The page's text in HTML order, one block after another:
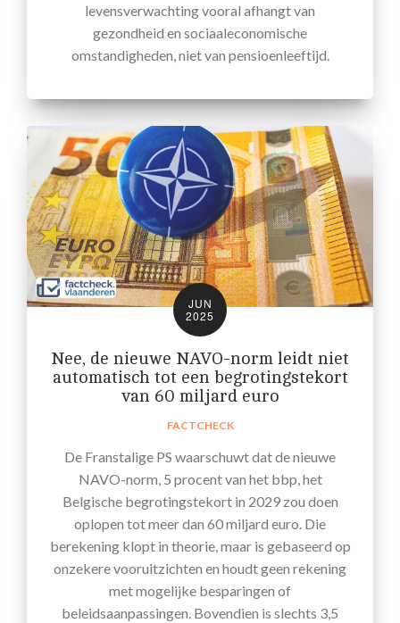
levensverwachting vooral afhangt van
gezondheid en sociaaleconomische
omstandigheden, niet van pensioenleeftijd.
JUN
2025
Nee, de nieuwe NAVO-norm leidt niet
automatisch tot een begrotingstekort
van 60 miljard euro
FACTCHECK
De Franstalige PS waarschuwt dat de nieuwe
NAVO-norm, 5 procent van het bbp, het
Belgische begrotingstekort in 2029 zou doen
oplopen tot meer dan 60 miljard euro. Die
berekening klopt in theorie, maar is gebaseerd op
onzekere vooruitzichten en houdt geen rekening
met mogelijke besparingen of
beleidsaanpassingen. Bovendien is slechts 3,5